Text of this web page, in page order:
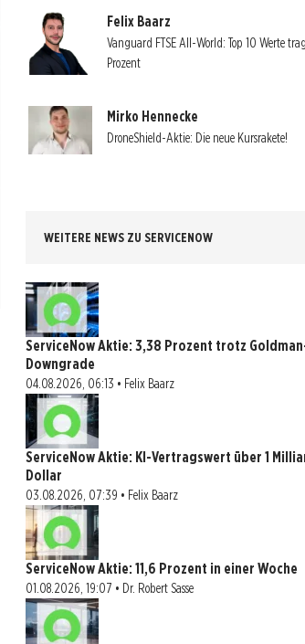
Felix Baarz
Vanguard FTSE All-World: Top 10 Werte
Prozent
Mirko Hennecke
DroneShield-Aktie: Die neue Kursrakete!
WEITERE NEWS ZU SERVICENOW
ServiceNow Aktie: 3,38 Prozent trotz
Downgrade
04.08.2026, 06:13 • Felix Baarz
ServiceNow Aktie: KI-Vertragswert über 1
Dollar
03.08.2026, 07:39 • Felix Baarz
ServiceNow Aktie: 11,6 Prozent in einer Woche
01.08.2026, 19:07 • Dr. Robert Sasse